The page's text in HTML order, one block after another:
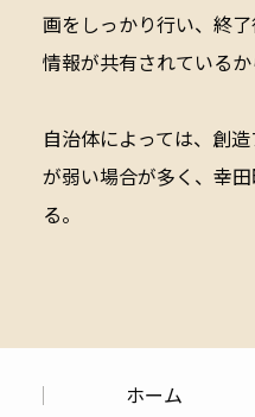
画をしっかり行い、終
情報が共有されているか
自治体によっては、創
が弱い場合が多く、幸
る。
ホーム